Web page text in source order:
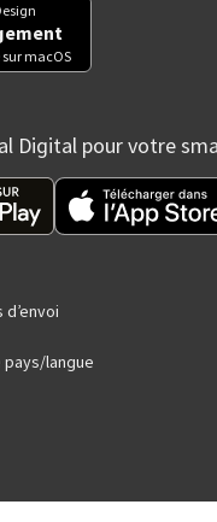
macOS
Digital pour votre
d’envoi
langue